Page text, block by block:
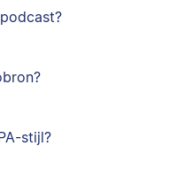
stijl?